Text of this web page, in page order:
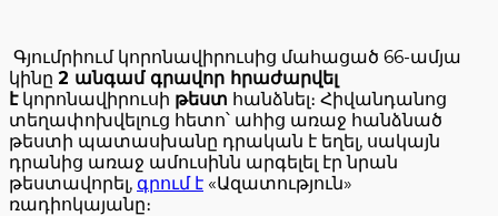
Գյումրիում կորոնավիրուսից մահացած 66-ամյա
կինը 2 անգամ գրավոր հրաժարվել
էկորոնավիրուսի թեստ հանձնել։ Հիվանդանոց
տեղափոխվելուց հետո՝ ահից առաջ հանձնած
թեստի պատասխանը դրական է եղել, սակայն
դրանից առաջ ամուսինն արգելել էր նրան
թեստավորել, գրում է «Ազատություն»
ռադիոկայանը։